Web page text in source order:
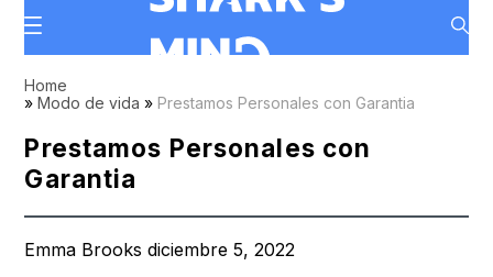
Home
»Modo de vida » Prestamos Personales con Garantia
Prestamos Personales con
Garantia
Emma Brooks diciembre 5, 2022